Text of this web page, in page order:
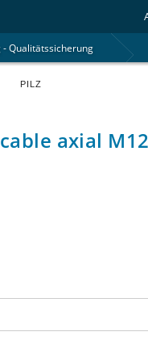
- Qualitätssicherung
PILZ
cable axial